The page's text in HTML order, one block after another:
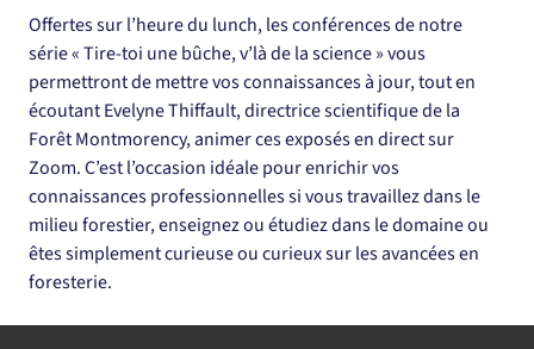
Offertes sur l’heure du lunch, les conférences de notre
série « Tire-toi une bûche, v’là de la science » vous
permettront de mettre vos connaissances à jour, tout en
écoutant Evelyne Thiffault, directrice scientifique de la
Forêt Montmorency, animer ces exposés en direct sur
Zoom. C’est l’occasion idéale pour enrichir vos
connaissances professionnelles si vous travaillez dans le
milieu forestier, enseignez ou étudiez dans le domaine ou
êtes simplement curieuse ou curieux sur les avancées en
foresterie.